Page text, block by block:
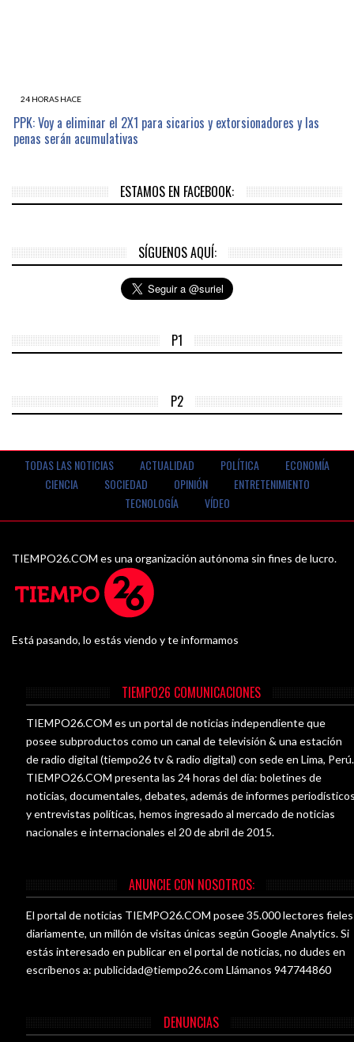
24 HORAS HACE
PPK: Voy a eliminar el 2X1 para sicarios y extorsionadores y las
penas serán acumulativas
ESTAMOS EN FACEBOOK:
SÍGUENOS AQUÍ:
P1
P2
TODAS LAS NOTICIAS ACTUALIDAD POLÍTICA
ECONOMÍA
CIENCIA
SOCIEDAD OPINIÓN
ENTRETENIMIENTO
TECNOLOGÍA
VÍDEO
TIEMPO26.COM es una organización autónoma sin fines de lucro.
Está pasando, lo estás viendo y te informamos
TIEMPO26 COMUNICACIONES
TIEMPO26.COM es un portal de noticias independiente que
posee subproductos como un canal de televisión & una estación
de radio digital (tiempo26 tv & radio digital) con sede en Lima, Perú.
TIEMPO26.COM presenta las 24 horas del día: boletines de
noticias, documentales, debates, además de informes
y entrevistas políticas, hemos ingresado al mercado de noticias
nacionales e internacionales el 20 de abril de 2015.
ANUNCIE CON NOSOTROS:
El portal de noticias TIEMPO26.COM posee 35.000 lectores fieles
diariamente, un millón de visitas únicas según Google Analytics. Si
estás interesado en publicar en el portal de noticias, no dudes en
escríbenos a:publicidad@tiempo26.com Llámanos 947744860
DENUNCIAS